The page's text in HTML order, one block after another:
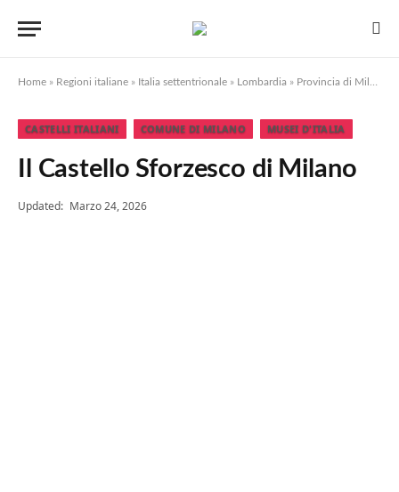
Home » Regioni italiane » Italia settentrionale » Lombardia » Provincia di Milano
CASTELLI ITALIANI COMUNE DI MILANO MUSEI D'ITALIA
Il Castello Sforzesco di Milano
Updated: Marzo 24, 2026